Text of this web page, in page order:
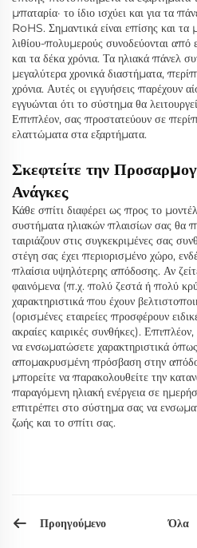
μπαταρία· το ίδιο ισχύει και για τα
RoHS. Σημαντικά είναι επίσης και
λιθίου-πολυμερούς συνοδεύονται από
και τα δέκα χρόνια. Τα ηλιακά πάνελ
μεγαλύτερα χρονικά διαστήματα,
χρόνια. Αυτές οι εγγυήσεις παρέχουν
εγγυώνται ότι το σύστημα θα
Επιπλέον, σας προστατεύουν σε
ελαττώματα στα εξαρτήματα.
Σκεφτείτε την
Ανάγκες
Κάθε σπίτι διαφέρει ως προς το
συστήματα ηλιακών πλαισίων σας θα
ταιριάζουν στις συγκεκριμένες σας
στέγη σας έχει περιορισμένο χώρο,
πλαίσια υψηλότερης απόδοσης. Αν
φαινόμενα (π.χ. πολύ ζεστά ή πολύ
χαρακτηριστικά που έχουν
(ορισμένες εταιρείες προσφέρουν
ακραίες καιρικές συνθήκες).
να ενσωματώσετε χαρακτηριστικά
απομακρυσμένη πρόσβαση στην
μπορείτε να παρακολουθείτε την
παραγόμενη ηλιακή ενέργεια σε
επιτρέπει στο σύστημα σας να
ζωής και το σπίτι σας.
Προηγούμενο Όλα